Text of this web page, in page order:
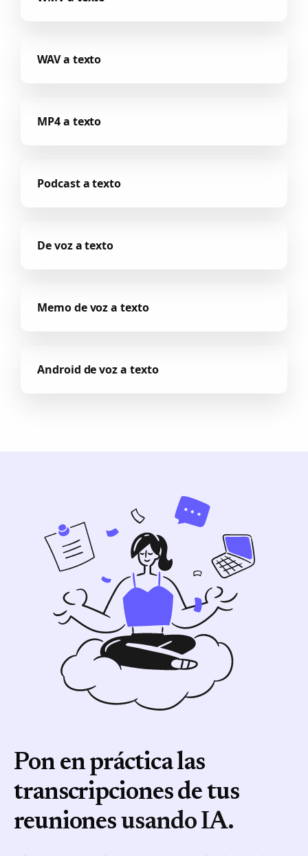
WAV a texto
MP4 a texto
Podcast a texto
De voz a texto
Memo de voz a texto
Android de voz a texto
Pon en práctica las
transcripciones de tus
reunionesusando IA.